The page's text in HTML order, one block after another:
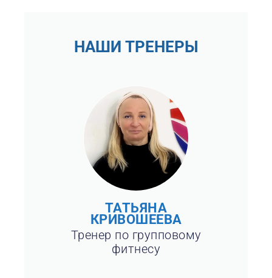
НАШИ ТРЕНЕРЫ
ТАТЬЯНА
КРИВОШЕЕВА
Тренер по групповому
фитнесу